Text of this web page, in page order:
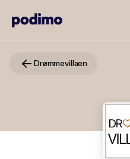
Drømmevillaen